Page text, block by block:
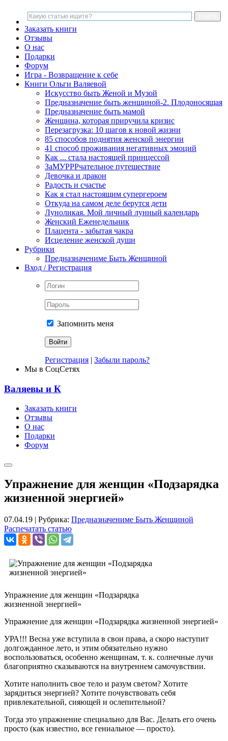
Заказать книги
Отзывы
О нас
Подарки
Форум
Игра - Возвращение к себе
Книги Ольги Валяевой
Искусство быть Женой и Музой
Предназначение быть женщиной-2. Плодоносящая
Предназначение быть мамой
Женщина, которая приручила кризис
Перезагрузка: 10 шагов к новой жизни
85 способов поднятия женской энергии
41 способ проживания негативных эмоций
Как ... стала настоящей принцессой
ЗаМУРРРчательное путешествие
Девочка и дракон
Радость и счастье
Как я стал настоящим супергероем
Откуда на самом деле берутся дети
Луноликая. Мой личный лунный календарь
Женский Еженедельник
Плацента - забытая чакра
Исцеление женской души
Рубрики
Предназначениме Быть Женщиной
Вход / Регистрация
Запомнить меня
Регистрация | Забыли пароль?
Мы в СоцСетях
Валяевы и К
Заказать книги
Отзывы
О нас
Подарки
Форум
Упражнение для женщин «Подзарядка
жизненной энергией»
07.04.19 | Рубрика: Предназначениме Быть Женщиной
Распечатать статью
Упражнение для женщин «Подзарядка
жизненной энергией»
Упражнение для женщин «Подзарядка жизненной энергией»
УРА!!! Весна уже вступила в свои права, а скоро наступит
долгожданное лето, и этим обязательно нужно
воспользоваться, особенно женщинам, т. к. солнечные лучи
благоприятно сказываются на внутреннем самочувствии.
Хотите наполнить свое тело и разум светом? Хотите
зарядиться энергией? Хотите почувствовать себя
привлекательной, сияющей и ослепительной?
Тогда это упражнение специально для Вас. Делать его очень
просто (как известно, все гениальное — просто).